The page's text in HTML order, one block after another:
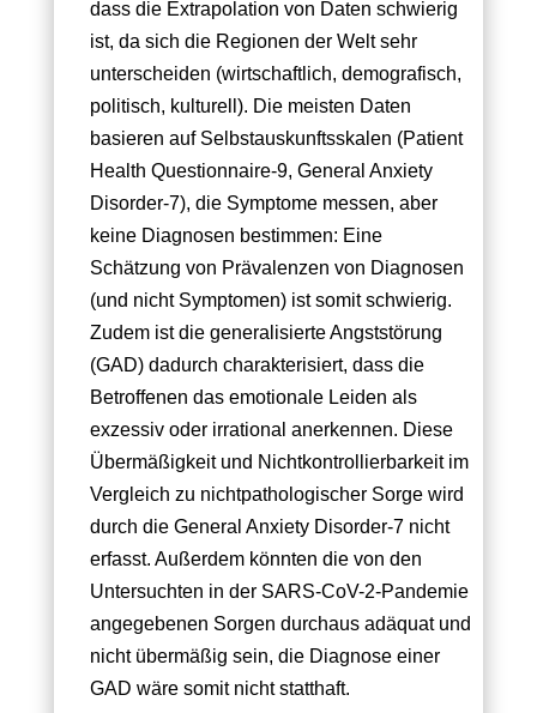
dass die Extrapolation von Daten schwierig
ist, da sich die Regionen der Welt sehr
unterscheiden (wirtschaftlich, demografisch,
politisch, kulturell). Die meisten Daten
basieren auf Selbstauskunftsskalen (Patient
Health Questionnaire-9, General Anxiety
Disorder-7), die Symptome messen, aber
keine Diagnosen bestimmen: Eine
Schätzung von Prävalenzen von Diagnosen
(und nicht Symptomen) ist somit schwierig.
Zudem ist die generalisierte Angststörung
(GAD) dadurch charakterisiert, dass die
Betroffenen das emotionale Leiden als
exzessiv oder irrational anerkennen. Diese
Übermäßigkeit und Nichtkontrollierbarkeit im
Vergleich zu nichtpathologischer Sorge wird
durch die General Anxiety Disorder-7 nicht
erfasst. Außerdem könnten die von den
Untersuchten in der SARS-CoV-2-Pandemie
angegebenen Sorgen durchaus adäquat und
nicht übermäßig sein, die Diagnose einer
GAD wäre somit nicht statthaft.